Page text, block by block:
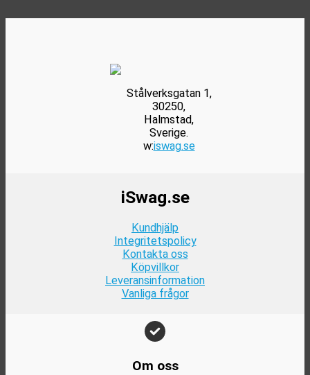
Stålverksgatan 1,
30250,
Halmstad,
Sverige.
w:iswag.se
iSwag.se
Kundhjälp
Integritetspolicy
Kontakta oss
Köpvillkor
Leveransinformation
Vanliga frågor
Om oss